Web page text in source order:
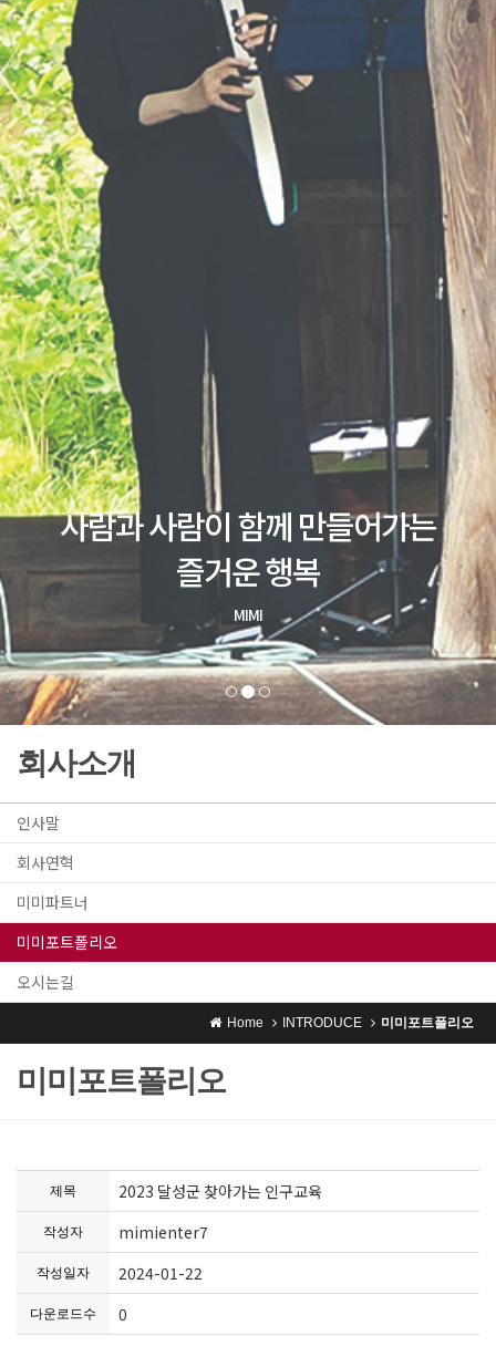
회사소개
인사말
회사연혁
미미파트너
미미포트폴리오
오시는길
Home INTRODUCE 미미포트폴리오
미미포트폴리오
제목 2023 달성군 찾아가는 인구교육
작성자 mimienter7
작성일자 2024-01-22
다운로드수 0